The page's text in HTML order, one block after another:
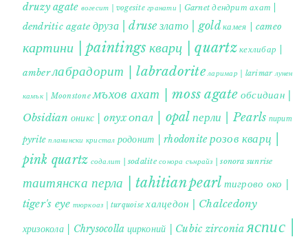
druzy agate вогесит | vogesite гранати | Garnet дендрит ахат |
dendritic agate друза | druse злато | gold камея | cameo
картини | paintings кварц | quartzкехлибар |
amberлабрадорит | labradorite ларимар | larimar лунен
камък | Moonstone мъхов ахат | moss agate обсидиан |
Obsidian оникс | onyxопал | opal перли | Pearls пирит |
pyrite планински кристал родонит | rhodonite розов кварц |
pink quartz содалит | sodalite сонора сънрайз | sonora sunrise
таитянска перла | tahitian pearl тигрово око |
tiger's eye тюркоаз | turquoise халцедон | Chalcedony
хризокола | Chrysocolla цирконий | Cubic zirconia яспис |